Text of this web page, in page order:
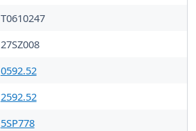
T0610247
27SZ008
0592.52
2592.52
5SP778